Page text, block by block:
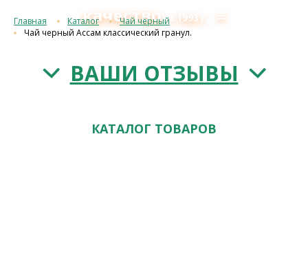
качество с 1993 г. ≡
Главная Каталог
Чай чёрный
Чай черный Ассам классический гранул.
ВАШИ ОТЗЫВЫ
КАТАЛОГ ТОВАРОВ